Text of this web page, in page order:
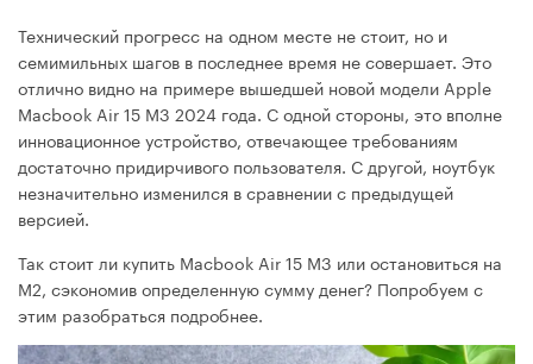
Технический прогресс на одном месте не стоит, но и
семимильных шагов в последнее время не совершает. Это
отлично видно на примере вышедшей новой модели Apple
Macbook Air 15 M3 2024 года. С одной стороны, это вполне
инновационное устройство, отвечающее требованиям
достаточно придирчивого пользователя. С другой, ноутбук
незначительно изменился в сравнении с предыдущей
версией.
Так стоит ли купить Macbook Air 15 M3 или остановиться на
M2, сэкономив определенную сумму денег? Попробуем с
этим разобраться подробнее.